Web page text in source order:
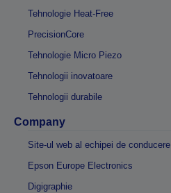
Tehnologie Heat-Free
PrecisionCore
Tehnologie Micro Piezo
Tehnologii inovatoare
Tehnologii durabile
Company
Site-ul web al echipei de conducere
Epson Europe Electronics
Digigraphie